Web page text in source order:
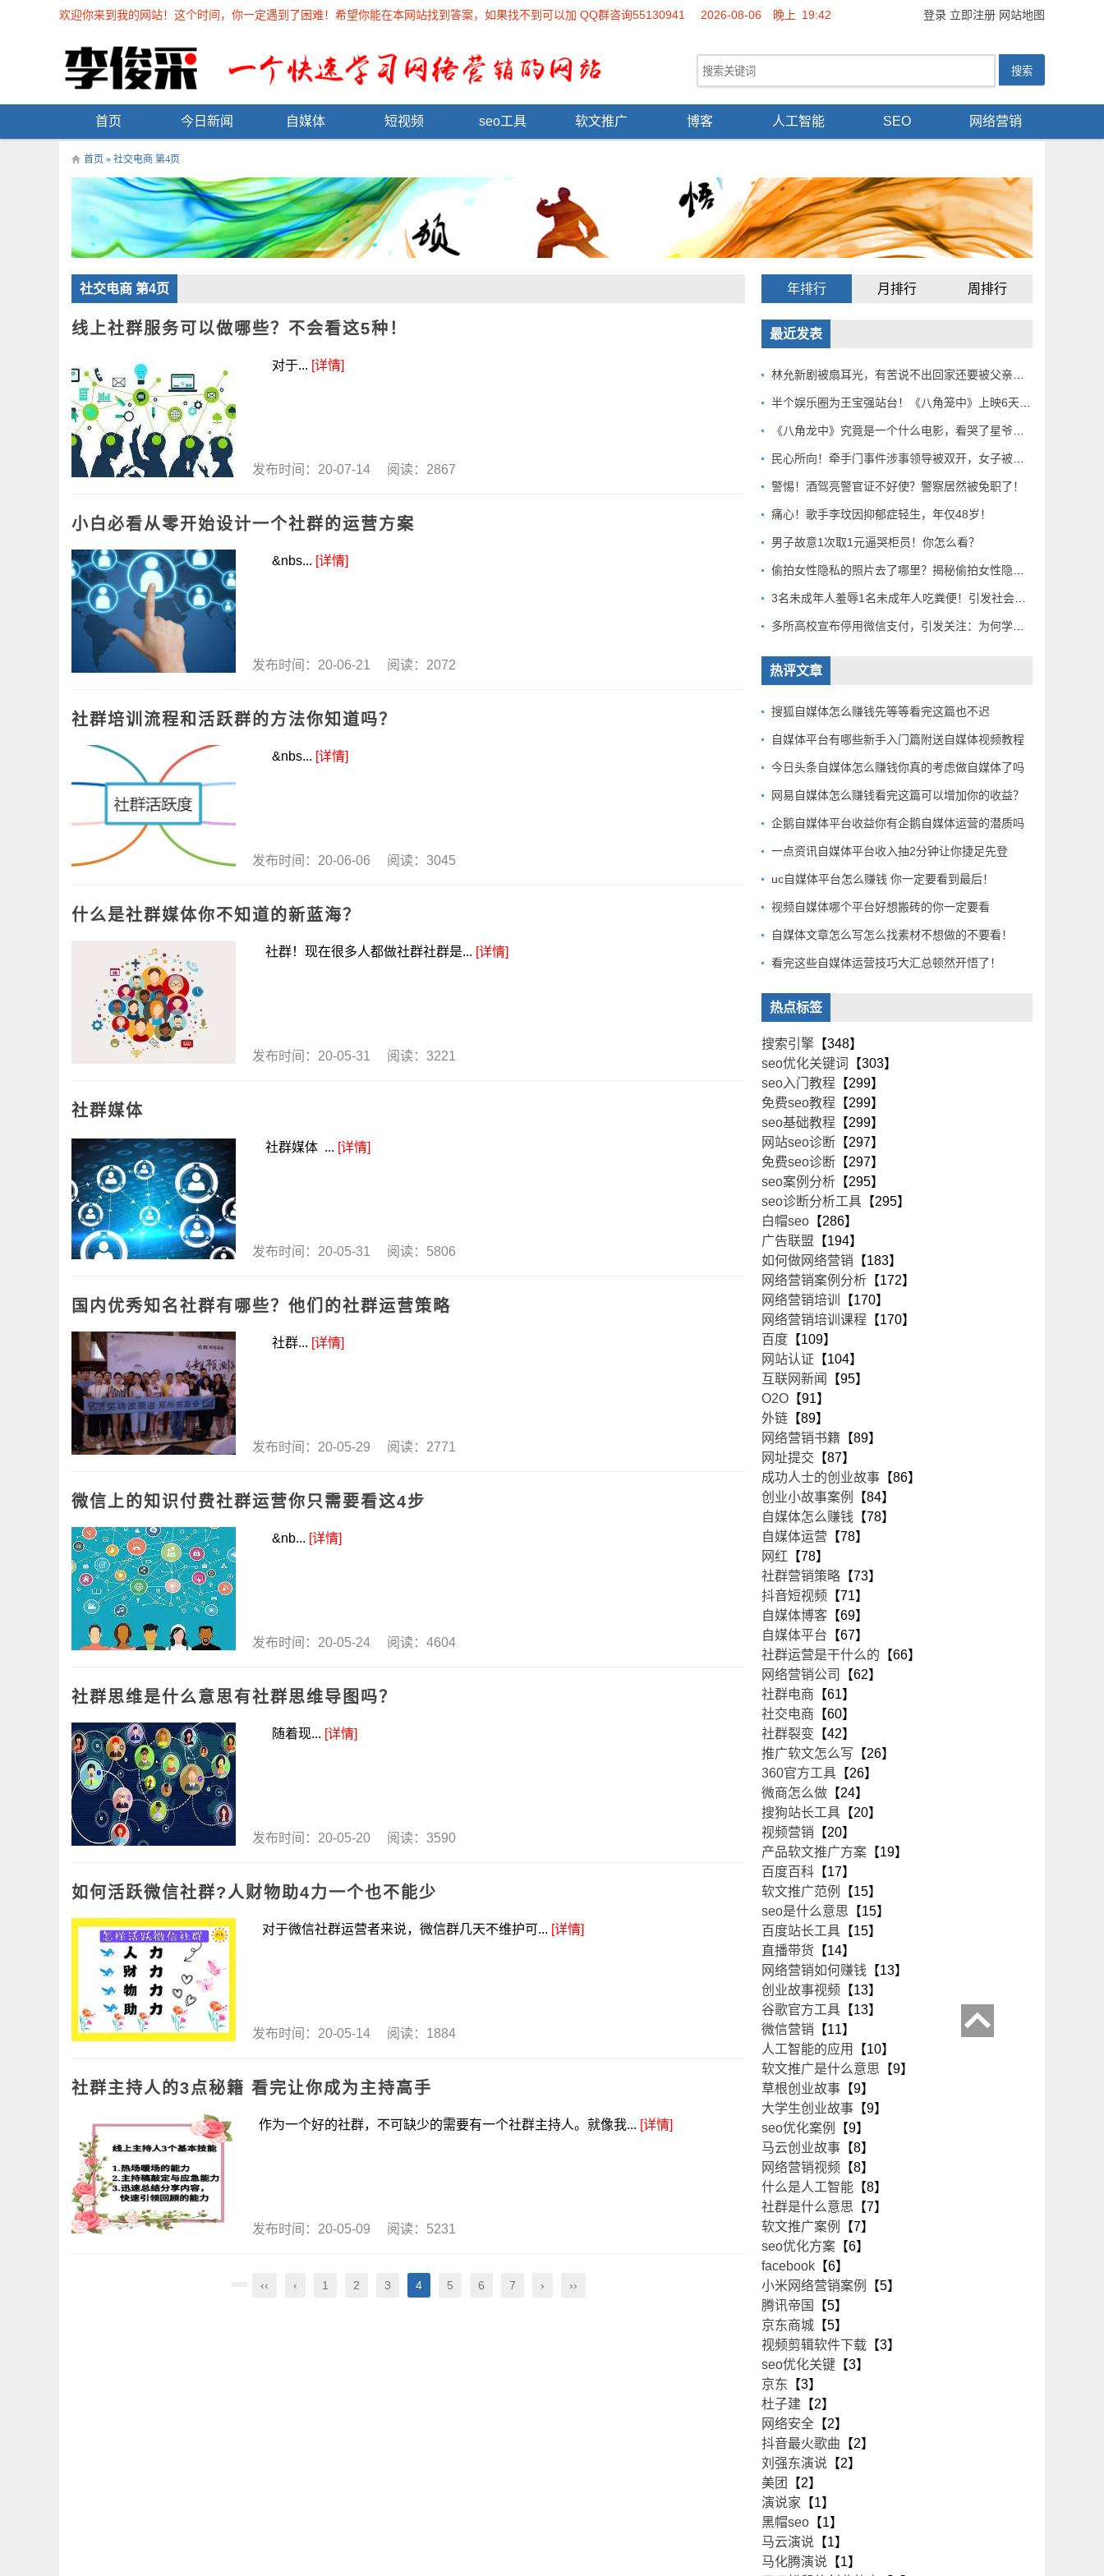
登录 立即注册 网站地图
欢迎你来到我的网站！这个时间，你一定遇到了困难！希望你能在本网站找到答案，如果找不到可以加 QQ群咨询55130941 2026-08-06 晚上 19:42
首页 今日新闻 自媒体 短视频 seo工具 软文推广 博客 人工智能 SEO 网络营销
首页 » 社交电商 第4页
社交电商 第4页
线上社群服务可以做哪些？不会看这5种！
对于... [详情]
发布时间：20-07-14 阅读：2867
小白必看从零开始设计一个社群的运营方案
&nbs... [详情]
发布时间：20-06-21 阅读：2072
社群培训流程和活跃群的方法你知道吗？
&nbs... [详情]
发布时间：20-06-06 阅读：3045
什么是社群媒体你不知道的新蓝海？
社群！现在很多人都做社群社群是... [详情]
发布时间：20-05-31 阅读：3221
社群媒体
社群媒体 ... [详情]
发布时间：20-05-31 阅读：5806
国内优秀知名社群有哪些？他们的社群运营策略
社群... [详情]
发布时间：20-05-29 阅读：2771
微信上的知识付费社群运营你只需要看这4步
&nb... [详情]
发布时间：20-05-24 阅读：4604
社群思维是什么意思有社群思维导图吗？
随着现... [详情]
发布时间：20-05-20 阅读：3590
如何活跃微信社群?人财物助4力一个也不能少
对于微信社群运营者来说，微信群几天不维护可... [详情]
发布时间：20-05-14 阅读：1884
社群主持人的3点秘籍 看完让你成为主持高手
作为一个好的社群，不可缺少的需要有一个社群主持人。就像我... [详情]
发布时间：20-05-09 阅读：5231
‹‹ ‹ 1 2 3 4 5 6 7 › ››
年排行 月排行 周排行
最近发表
警惕！酒驾亮警官证不好使？警察居然被免职了！
痛心！歌手李玟因抑郁症轻生，年仅48岁！
男子故意1次取1元逼哭柜员！你怎么看？
热评文章
搜狐自媒体怎么赚钱先等等看完这篇也不迟
自媒体平台有哪些新手入门篇附送自媒体视频教程
今日头条自媒体怎么赚钱你真的考虑做自媒体了吗
网易自媒体怎么赚钱看完这篇可以增加你的收益？
企鹅自媒体平台收益你有企鹅自媒体运营的潜质吗
一点资讯自媒体平台收入抽2分钟让你捷足先登
uc自媒体平台怎么赚钱 你一定要看到最后！
视频自媒体哪个平台好想搬砖的你一定要看
自媒体文章怎么写怎么找素材不想做的不要看！
看完这些自媒体运营技巧大汇总顿然开悟了！
热点标签
搜索引擎 【348】
seo优化关键词
【303】
seo入门教程 【299】
免费seo教程 【299】
seo基础教程 【299】
网站seo诊断 【297】
免费seo诊断 【297】
seo案例分析 【295】
seo诊断分析工具 【295】
白帽seo 【286】
广告联盟 【194】
如何做网络营销 【183】
网络营销案例分析 【172】
网络营销培训
【170】
网络营销培训课程 【170】
百度 【109】
网站认证 【104】
互联网新闻
【95】
O2O 【91】
外链 【89】
网络营销书籍 【89】
网址提交 【87】
成功人士的创业故事 【86】
创业小故事案例
【84】
自媒体怎么赚钱 【78】
自媒体运营 【78】
网红 【78】
社群营销策略 【73】
抖音短视频 【71】
自媒体博客 【69】
自媒体平台 【67】
社群运营是干什么的 【66】
网络营销公司
【62】
社群电商 【61】
社交电商 【60】
社群裂变 【42】
推广软文怎么写 【26】
360官方工具 【26】
微商怎么做 【24】
搜狗站长工具 【20】
视频营销 【20】
产品软文推广方案 【19】
百度百科 【17】
软文推广范例
【15】
seo是什么意思 【15】
百度站长工具 【15】
直播带货 【14】
网络营销如何赚钱 【13】
创业故事视频 【13】
谷歌官方工具 【13】
微信营销 【11】
人工智能的应用
【10】
软文推广是什么意思 【9】
草根创业故事 【9】
大学生创业故事 【9】
seo优化案例
【9】
马云创业故事 【8】
网络营销视频 【8】
什么是人工智能 【8】
社群是什么意思 【7】
软文推广案例
【7】
seo优化方案 【6】
facebook 【6】
小米网络营销案例
【5】
腾讯帝国
【5】
京东商城 【5】
视频剪辑软件下载 【3】
seo优化关键 【3】
京东 【3】
杜子建 【2】
网络安全 【2】
抖音最火歌曲 【2】
刘强东演说 【2】
美团
【2】
演说家 【1】
黑帽seo 【1】
马云演说 【1】
马化腾演说 【1】